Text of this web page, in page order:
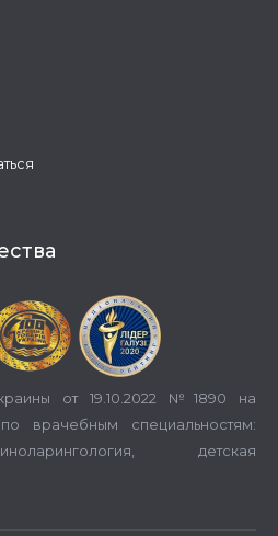
от 19.10.2022 №1890 на
врачебным специальностям:
детская